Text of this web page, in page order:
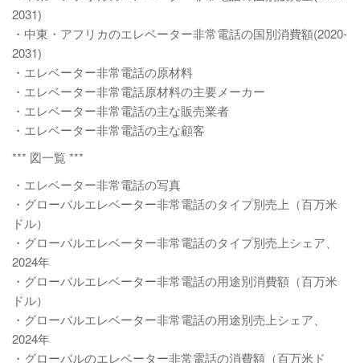
2031)
・中東・アフリカのエレベーター非常電話の国別消費額(2020-
2031)
・エレベーター非常電話の原材料
・エレベーター非常電話原材料の主要メーカー
・エレベーター非常電話の主な販売業者
・エレベーター非常電話の主な顧客
*** 図一覧 ***
・エレベーター非常電話の写真
・グローバルエレベーター非常電話のタイプ別売上（百万米
ドル）
・グローバルエレベーター非常電話のタイプ別売上シェア、
2024年
・グローバルエレベーター非常電話の用途別消費額（百万米
ドル）
・グローバルエレベーター非常電話の用途別売上シェア、
2024年
・グローバルのエレベーター非常電話の消費額（百万米ド